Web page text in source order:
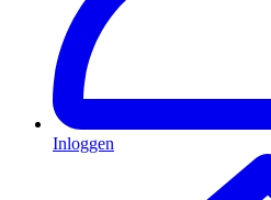
Inloggen